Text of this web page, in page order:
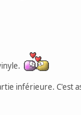
inférieure. C'est